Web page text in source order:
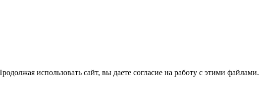
использовать сайт, вы даете согласие на работу с этими файлами.